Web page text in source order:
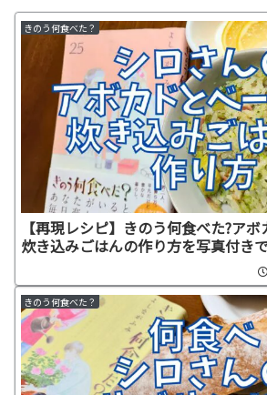
きのう何食べた？
【再現レシピ】きのう何食べた?ア
炊き込みごはんの作り方を写真付き
きのう何食べた？